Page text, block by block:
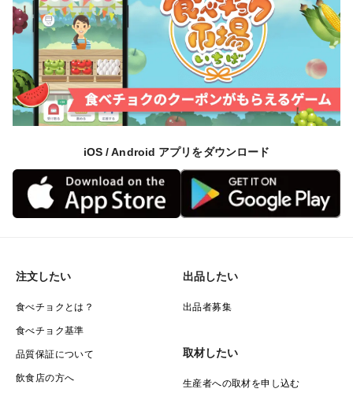
iOS / Android アプリをダウンロード
注文したい
食べチョクとは？
食べチョク基準
品質保証について
飲食店の方へ
出品したい
出品者募集
取材したい
生産者への取材を申し込む